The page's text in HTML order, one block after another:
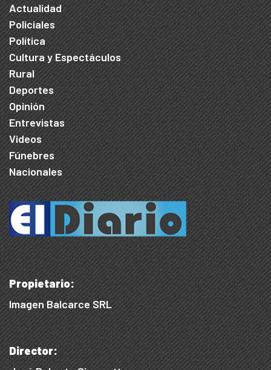
Actualidad
Policiales
Política
Cultura y Espectáculos
Rural
Deportes
Opinión
Entrevistas
Videos
Fúnebres
Nacionales
Propietario:
Imagen Balcarce SRL
Director: